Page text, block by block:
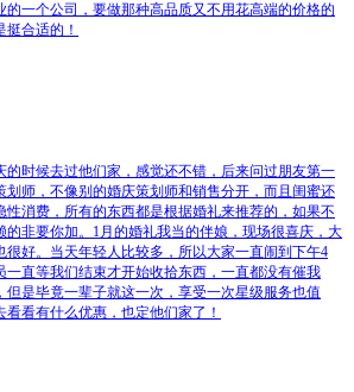
的一个公司，要做那种高品质又不用花高端的价格的
合适的！
的时候去过他们家，感觉还不错，后来问过朋友第一
划师，不像别的婚庆策划师和销售分开，而且闺蜜还
性消费，所有的东西都是根据婚礼来推荐的，如果不
的非要你加。1月的婚礼我当的伴娘，现场很喜庆，大
很好。当天年轻人比较多，所以大家一直闹到下午4
一直等我们结束才开始收拾东西，一直都没有催我
但是毕竟一辈子就这一次，享受一次星级服务也值
看看有什么优惠，也定他们家了！